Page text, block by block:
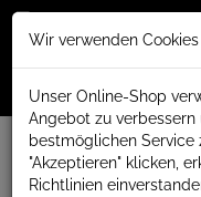
Menü
Weiter einkaufen
Design Badheizkörper
Wir verwenden Cookies
Unser Online-Shop
Angebot zu
bestmöglichen Service
"Akzeptieren" klicken,
Richtlinien